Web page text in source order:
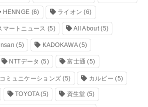
HENNGE (6) ライオン (6)
マートニュース (5) All About(5)
(5) KADOKAWA(5)
NTTデータ (5) 富士通 (5)
ミュニケーションズ (5) カルビー (5)
TOYOTA(5) 資生堂 (5)